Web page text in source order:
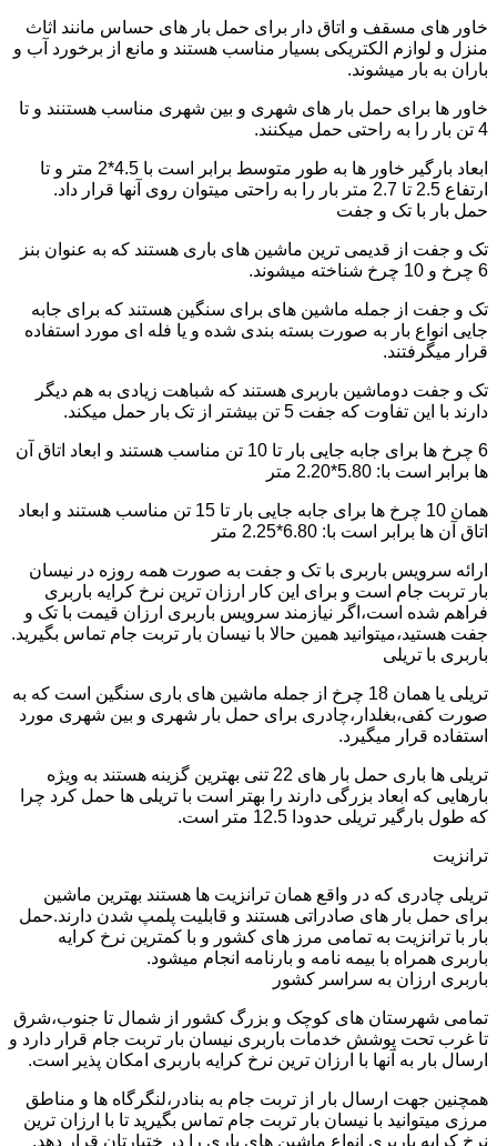
خاور های مسقف و اتاق دار برای حمل بار های حساس مانند اثاث
منزل و لوازم الکتریکی بسیار مناسب هستند و مانع از برخورد آب و
باران به بار میشوند.
خاور ها برای حمل بار های شهری و بین شهری مناسب هستنند و تا
4 تن بار را به راحتی حمل میکنند.
ابعاد بارگیر خاور ها به طور متوسط برابر است با 4.5*2 متر و تا
ارتفاع 2.5 تا 2.7 متر بار را به راحتی میتوان روی آنها قرار داد.
حمل بار با تک و جفت
تک و جفت از قدیمی ترین ماشین های باری هستند که به عنوان بنز
6 چرخ و 10 چرخ شناخته میشوند.
تک و جفت از جمله ماشین های برای سنگین هستند که برای جابه
جایی انواع بار به صورت بسته بندی شده و یا فله ای مورد استفاده
قرار میگرفتند.
تک و جفت دوماشین باربری هستند که شباهت زیادی به هم دیگر
دارند با این تفاوت که جفت 5 تن بیشتر از تک بار حمل میکند.
6 چرخ ها برای جابه جایی بار تا 10 تن مناسب هستند و ابعاد اتاق آن
ها برابر است با: 5.80*2.20 متر
همان 10 چرخ ها برای جابه جایی بار تا 15 تن مناسب هستند و ابعاد
اتاق آن ها برابر است با: 6.80*2.25 متر
ارائه سرویس باربری با تک و جفت به صورت همه روزه در نیسان
بار تربت جام است و برای این کار ارزان ترین نرخ کرایه باربری
فراهم شده است،اگر نیازمند سرویس باربری ارزان قیمت با تک و
جفت هستید،میتوانید همین حالا با نیسان بار تربت جام تماس بگیرید.
باربری با تریلی
تریلی یا همان 18 چرخ از جمله ماشین های باری سنگین است که به
صورت کفی،بغلدار،چادری برای حمل بار شهری و بین شهری مورد
استفاده قرار میگیرد.
تریلی ها باری حمل بار های 22 تنی بهترین گزینه هستند به ویژه
بارهایی که ابعاد بزرگی دارند را بهتر است با تریلی ها حمل کرد چرا
که طول بارگیر تریلی حدودا 12.5 متر است.
ترانزیت
تریلی چادری که در واقع همان ترانزیت ها هستند بهترین ماشین
برای حمل بار های صادراتی هستند و قابلیت پلمپ شدن دارند.حمل
بار با ترانزیت به تمامی مرز های کشور و با کمترین نرخ کرایه
باربری همراه با بیمه نامه و بارنامه انجام میشود.
باربری ارزان به سراسر کشور
تمامی شهرستان های کوچک و بزرگ کشور از شمال تا جنوب،شرق
تا غرب تحت پوشش خدمات باربری نیسان بار تربت جام قرار دارد و
ارسال بار به آنها با ارزان ترین نرخ کرایه باربری امکان پذیر است.
همچنین جهت ارسال بار از تربت جام به بنادر،لنگرگاه ها و مناطق
مرزی میتوانید با نیسان بار تربت جام تماس بگیرید تا با ارزان ترین
نرخ کرایه باربری انواع ماشین های باری را در ختیارتان قرار دهد.